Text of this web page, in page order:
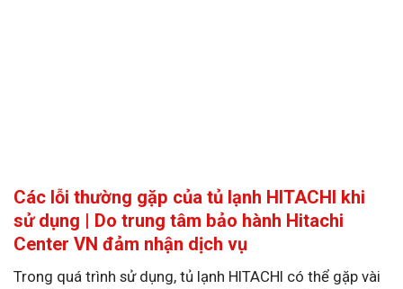
Các lỗi thường gặp của tủ lạnh HITACHI khi
sử dụng | Do trung tâm bảo hành Hitachi
Center VN đảm nhận dịch vụ
Trong quá trình sử dụng, tủ lạnh HITACHI có thể gặp vài